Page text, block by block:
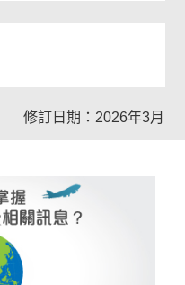
修訂日期：2026年3月